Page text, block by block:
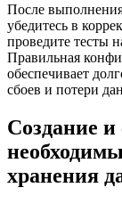
После выполнения
убедитесь в
проведите тесты
Правильная
обеспечивает
сбоев и потери
Создание и
хранения